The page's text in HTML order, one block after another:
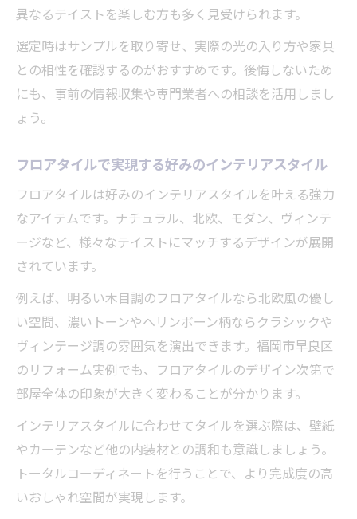
異なるテイストを楽しむ方も多く見受けられます。
選定時はサンプルを取り寄せ、実際の光の入り方や家具
との相性を確認するのがおすすめです。後悔しないため
にも、事前の情報収集や専門業者への相談を活用しまし
ょう。
フロアタイルで実現する好みのインテリアスタイル
フロアタイルは好みのインテリアスタイルを叶える強力
なアイテムです。ナチュラル、北欧、モダン、ヴィンテ
ージなど、様々なテイストにマッチするデザインが展開
されています。
例えば、明るい木目調のフロアタイルなら北欧風の優し
い空間、濃いトーンやヘリンボーン柄ならクラシックや
ヴィンテージ調の雰囲気を演出できます。福岡市早良区
のリフォーム実例でも、フロアタイルのデザイン次第で
部屋全体の印象が大きく変わることが分かります。
インテリアスタイルに合わせてタイルを選ぶ際は、壁紙
やカーテンなど他の内装材との調和も意識しましょう。
トータルコーディネートを行うことで、より完成度の高
いおしゃれ空間が実現します。